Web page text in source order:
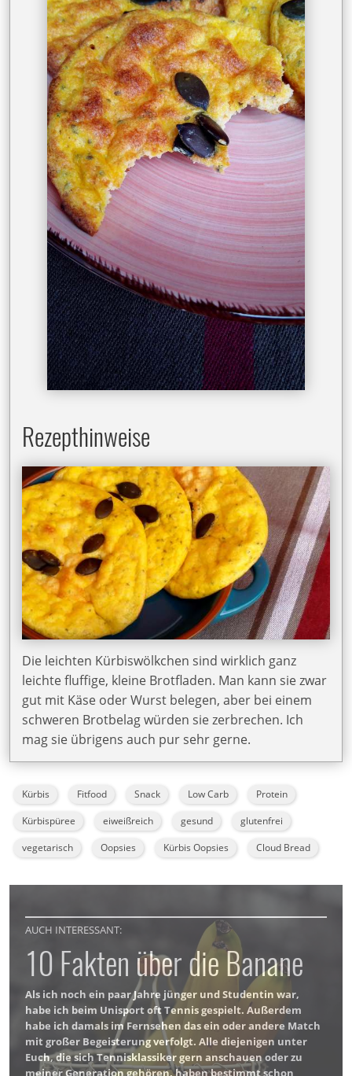
Rezepthinweise
Die leichten Kürbiswölkchen sind wirklich ganz
leichte fluffige, kleine Brotfladen. Man kann sie zwar
gut mit Käse oder Wurst belegen, aber bei einem
schweren Brotbelag würden sie zerbrechen. Ich
mag sie übrigens auch pur sehr gerne.
Kürbis Fitfood Snack Low Carb
Protein
Kürbispüree
eiweißreich gesund
glutenfrei
vegetarisch
Oopsies Kürbis Oopsies Cloud Bread
AUCH INTERESSANT:
10 Fakten über die Banane
Als ich noch ein paar Jahre jünger und Studentin war,
habe ich beim Unisport oft Tennis gespielt. Außerdem
habe ich damals im Fernsehen das ein oder andere Match
mit großer Begeisterung verfolgt. Alle diejenigen unter
Euch, die sich Tennisklassiker gern anschauen oder zu
meiner Generation gehören, haben bestimmt schon